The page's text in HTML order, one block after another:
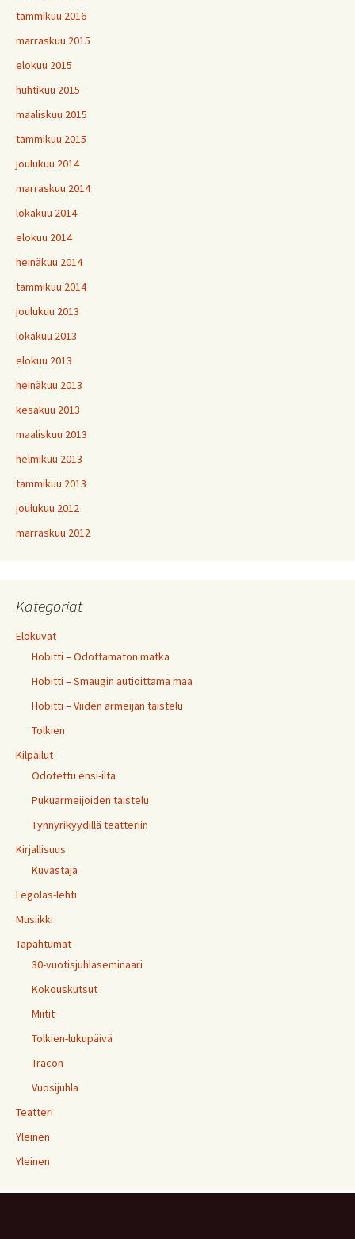
tammikuu 2016
marraskuu 2015
elokuu 2015
huhtikuu 2015
maaliskuu 2015
tammikuu 2015
joulukuu 2014
marraskuu 2014
lokakuu 2014
elokuu 2014
heinäkuu 2014
tammikuu 2014
joulukuu 2013
lokakuu 2013
elokuu 2013
heinäkuu 2013
kesäkuu 2013
maaliskuu 2013
helmikuu 2013
tammikuu 2013
joulukuu 2012
marraskuu 2012
Kategoriat
Elokuvat
Hobitti – Odottamaton matka
Hobitti – Smaugin autioittama maa
Hobitti – Viiden armeijan taistelu
Tolkien
Kilpailut
Odotettu ensi-ilta
Pukuarmeijoiden taistelu
Tynnyrikyydillä teatteriin
Kirjallisuus
Kuvastaja
Legolas-lehti
Musiikki
Tapahtumat
30-vuotisjuhlaseminaari
Kokouskutsut
Miitit
Tolkien-lukupäivä
Tracon
Vuosijuhla
Teatteri
Yleinen
Yleinen